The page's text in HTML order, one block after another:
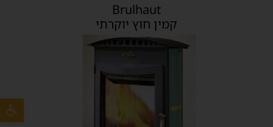
פתח
Brulhaut
קמין חוץ יוקרתי